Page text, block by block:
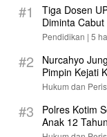
#1
Tiga Dosen
Diminta
Pendidikan | 5
#2
Nurcahyo
Pimpin Kejati
Hukum dan
#3
Polres Kotim
Anak 12 Tahun